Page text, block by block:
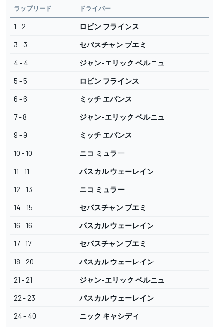
ラップリード ドライバー
1 - 2 ロビン フラインス
3 - 3 セバスチャン ブエミ
4 - 4 ジャン-エリック ベルニュ
5 - 5 ロビン フラインス
6 - 6 ミッチ エバンス
7 - 8 ジャン-エリック ベルニュ
9 - 9 ミッチ エバンス
10 - 10 ニコ ミュラー
11 - 11 パスカル ウェーレイン
12 - 13 ニコ ミュラー
14 - 15 セバスチャン ブエミ
16 - 16 パスカル ウェーレイン
17 - 17 セバスチャン ブエミ
18 - 20 パスカル ウェーレイン
21 - 21 ジャン-エリック ベルニュ
22 - 23 パスカル ウェーレイン
24 - 40 ニック キャシディ